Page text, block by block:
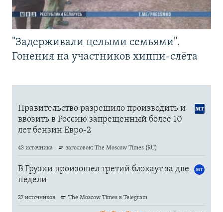
"Задерживали целыми семьями".
Гонения на участников хиппи-слёта